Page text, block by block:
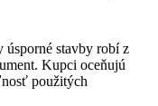
úsporné stavby robí z
Kupci oceňujú
použitých